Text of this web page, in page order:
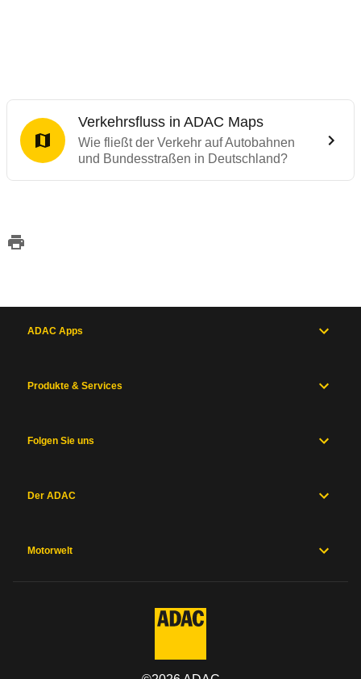
Verkehrsfluss in ADAC Maps
Wie fließt der Verkehr auf Autobahnen
und Bundesstraßen in Deutschland?
ADAC Apps
Produkte & Services
Folgen Sie uns
Der ADAC
Motorwelt